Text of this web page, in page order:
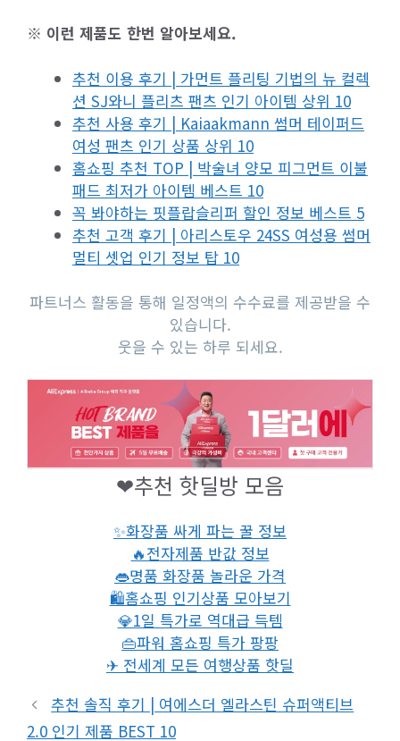
※ 이런 제품도 한번 알아보세요.
추천 이용 후기 | 가먼트 플리팅 기법의 뉴 컬렉
션 SJ와니 플리츠 팬츠 인기 아이템 상위 10
추천 사용 후기 | Kaiaakmann 썸머 테이퍼드
여성 팬츠 인기 상품 상위 10
홈쇼핑 추천 TOP | 박술녀 양모 피그먼트 이불
패드 최저가 아이템 베스트 10
꼭 봐야하는 핏플랍슬리퍼 할인 정보 베스트 5
추천 고객 후기 | 아리스토우 24SS 여성용 썸머
멀티 셋업 인기 정보 탑 10
파트너스 활동을 통해 일정액의 수수료를 제공받을 수
있습니다.
웃을 수 있는 하루 되세요.
❤추천 핫딜방 모음
✨화장품 싸게 파는 꿀 정보
🔥전자제품 반값 정보
👄명품 화장품 놀라운 가격
🛍홈쇼핑 인기상품 모아보기
💎1일 특가로 역대급 득템
👜파워 홈쇼핑 특가 팡팡
✈ 전세계 모든 여행상품 핫딜
추천 솔직 후기 | 여에스더 엘라스틴 슈퍼액티브
2.0 인기 제품 BEST 10